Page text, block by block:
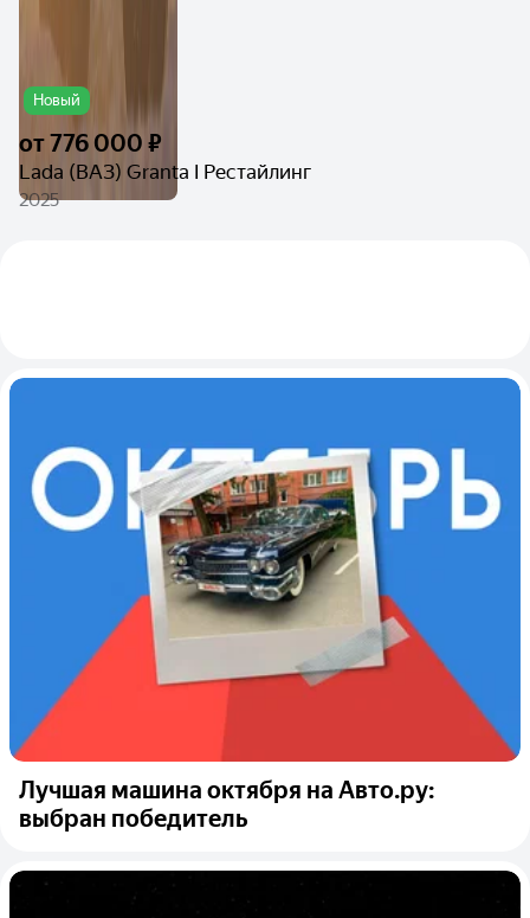
Новый
от776 000 ₽
Lada (ВАЗ) Granta I Рестайлинг
2025
Лучшая машина октября на Авто.ру:
выбран победитель